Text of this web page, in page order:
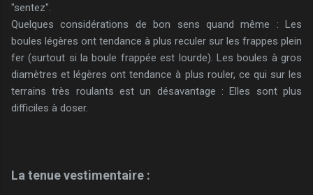
"sentez".
Quelques considérations de bon sens quand même : Les
boules légères ont tendance à plus reculer sur les frappes plein
fer (surtout si la boule frappée est lourde). Les boules à gros
diamètres et légères ont tendance à plus rouler, ce qui sur les
terrains très roulants est un désavantage : Elles sont plus
difficiles à doser.
La tenue vestimentaire :